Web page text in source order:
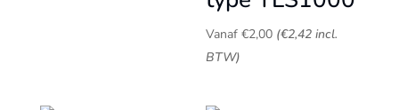
Vanaf €2,00 (€2,42 incl.
BTW)